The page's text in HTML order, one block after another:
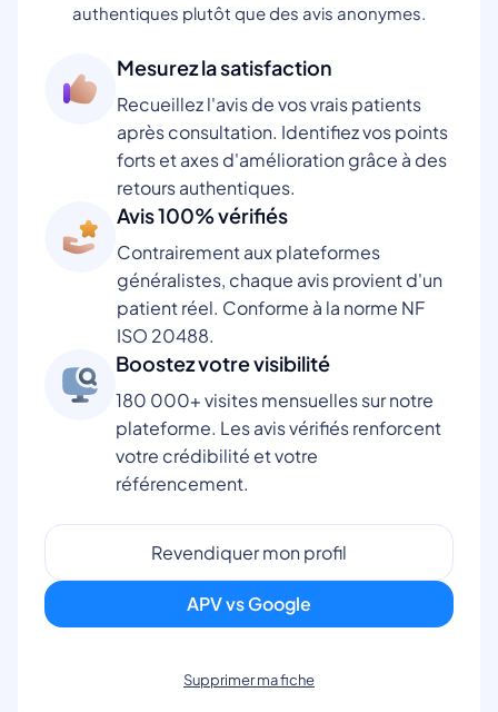
authentiques plutôt que des avis anonymes.
Mesurez la satisfaction
Recueillez l'avis de vos vrais patients
après consultation. Identifiez vos points
forts et axes d'amélioration grâce à des
retours authentiques.
Avis 100% vérifiés
Contrairement aux plateformes
généralistes, chaque avis provient d'un
patient réel. Conforme à la norme NF
ISO 20488.
Boostez votre visibilité
180 000+ visites mensuelles sur notre
plateforme. Les avis vérifiés renforcent
votre crédibilité et votre
référencement.
Revendiquer mon profil
APV vs Google
Supprimer ma fiche